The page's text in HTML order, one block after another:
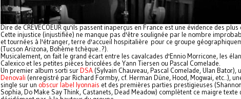
Dire de CRËVECOEUR qu'ils passent inaperçus en France est une évidence des plus
Cette injustice (injustifiée) ne manque pas d'être soulignée par le nombre
et tournées à l'étranger, terre d'accueil hospitalière pour ce groupe
(Tucson Arizona, Bohème tchèque..?).
Musicalement, on fait le grand écart entre les cavalcades d'Ennio Morricone, les
Calexico et les petites pièces bricolées de Yann Tiersen ou Pascal Comelade.
Un premier album sorti surDSA (Sylvain Chauveau, Pascal Comelade, Ulan Bator),
Denovali (enregistré par Richard Formby, cf. Herman Düne, Hood, Mogwai, etc..),
single sur un obscur label lyonnais et des premières parties prestigieuses
Sophia, Do Make Say Think, Castanets, Dead Meadow) complètent ce maigre